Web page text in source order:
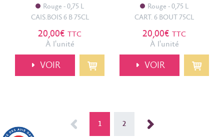
Rouge
0,75 L
CAIS.BOIS 6 B 75CL
20,00€ TTC
À l'unité
VOIR
Rouge
0,75 L
CART. 6 BOUT 75CL
20,00€ TTC
À l'unité
VOIR
< 1 2 >